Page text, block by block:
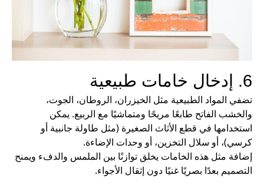
6. إدخال خامات طبيعية
تضفي المواد الطبيعية مثل الخيزران، الروطان، الجوت،
والخشب الفاتح طابعًا مريحًا ومتماشيًا مع الربيع. يمكن
استخدامها في قطع الأثاث الصغيرة (مثل طاولة جانبية أو
كرسي)، أو سلال التخزين، أو وحدات الإضاءة.
إضافة مثل هذه الخامات يخلق توازنًا بين الملمس والدفء ويمنح
التصميم بعدًا بصريًا غنيًا دون إثقال الأجواء.